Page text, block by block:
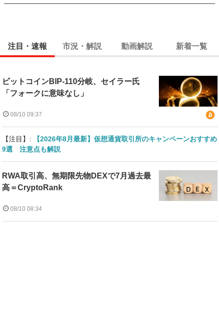
注目・速報 市況・解説 動画解説 新着一覧
ビットコインBIP-110分岐、セイラー氏
「フォークに意味なし」
08/10 09:37
【注目】:
【2026年8月最新】仮想通貨取引所のキャンペーンおすすめ
9選 注意点も解説
RWA取引高、無期限先物DEXで7月過去最
高＝CryptoRank
08/10 08:34